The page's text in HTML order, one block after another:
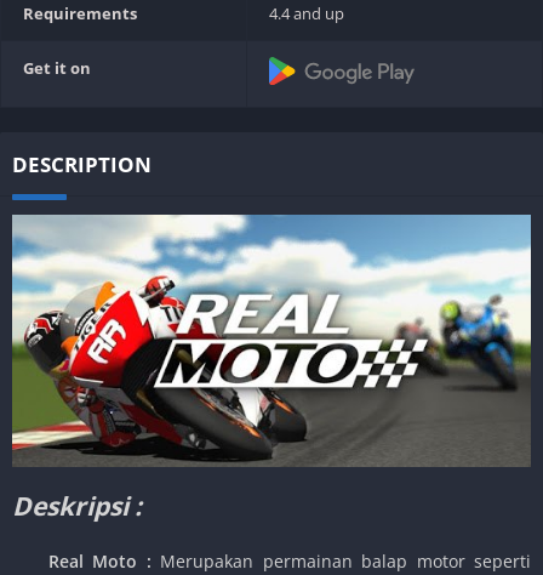
Requirements 4.4 and up
Get it on
DESCRIPTION
Deskripsi :
Real Moto : Merupakan permainan balap motor seperti